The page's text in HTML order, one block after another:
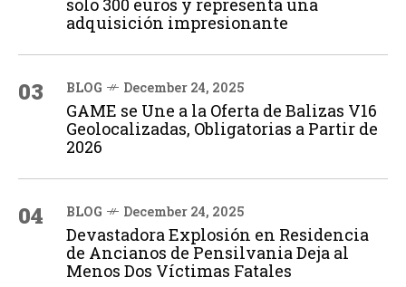
solo 300 euros y representa una
adquisición impresionante
03 BLOG December 24, 2025
GAME se Une a la Oferta de Balizas V16
Geolocalizadas, Obligatorias a Partir de
2026
04 BLOG December 24, 2025
Devastadora Explosión en Residencia
de Ancianos de Pensilvania Deja al
Menos Dos Víctimas Fatales